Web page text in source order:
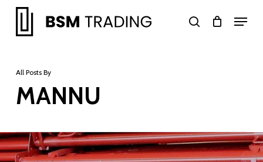
main
search
Menu
All Posts By
MANNU